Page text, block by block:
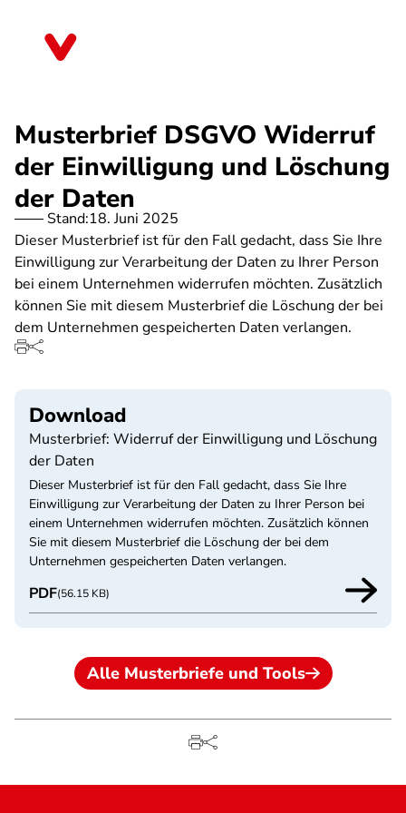
Musterbrief DSGVO Widerruf
der Einwilligung und Löschung
der Daten
Stand:18. Juni 2025
Dieser Musterbrief ist für den Fall gedacht, dass Sie Ihre
Einwilligung zur Verarbeitung der Daten zu Ihrer Person
bei einem Unternehmen widerrufen möchten. Zusätzlich
können Sie mit diesem Musterbrief die Löschung der bei
dem Unternehmen gespeicherten Daten verlangen.
Download
Musterbrief: Widerruf der Einwilligung und Löschung
der Daten
Dieser Musterbrief ist für den Fall gedacht, dass Sie Ihre
Einwilligung zur Verarbeitung der Daten zu Ihrer Person bei
einem Unternehmen widerrufen möchten. Zusätzlich können
Sie mit diesem Musterbrief die Löschung der bei dem
Unternehmen gespeicherten Daten verlangen.
PDF(56.15 KB)
Alle Musterbriefe und Tools